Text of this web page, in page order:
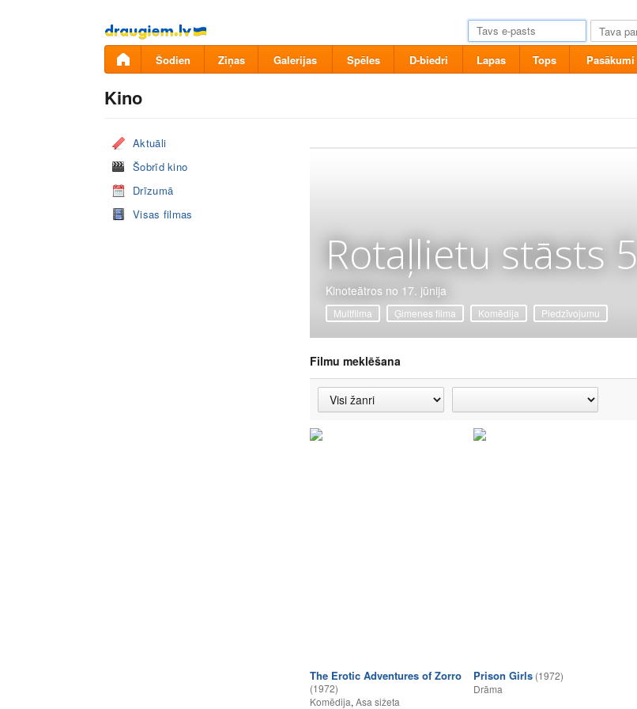
Pāriet
uz
saturu
Šodien Ziņas Galerijas Spēles D-biedri Lapas Tops Pasākumi
Kino
Aktuāli
Šobrīd kino
Drīzumā
Visas filmas
Rotaļlietu stāsts 5
Kinoteātros no 17. jūnija
Multfilma Ģimenes filma Komēdija Piedzīvojumu
Filmu meklēšana
The Erotic Adventures of Zorro
(1972)
Komēdija, Asa sižeta
Prison Girls (1972)
Drāma